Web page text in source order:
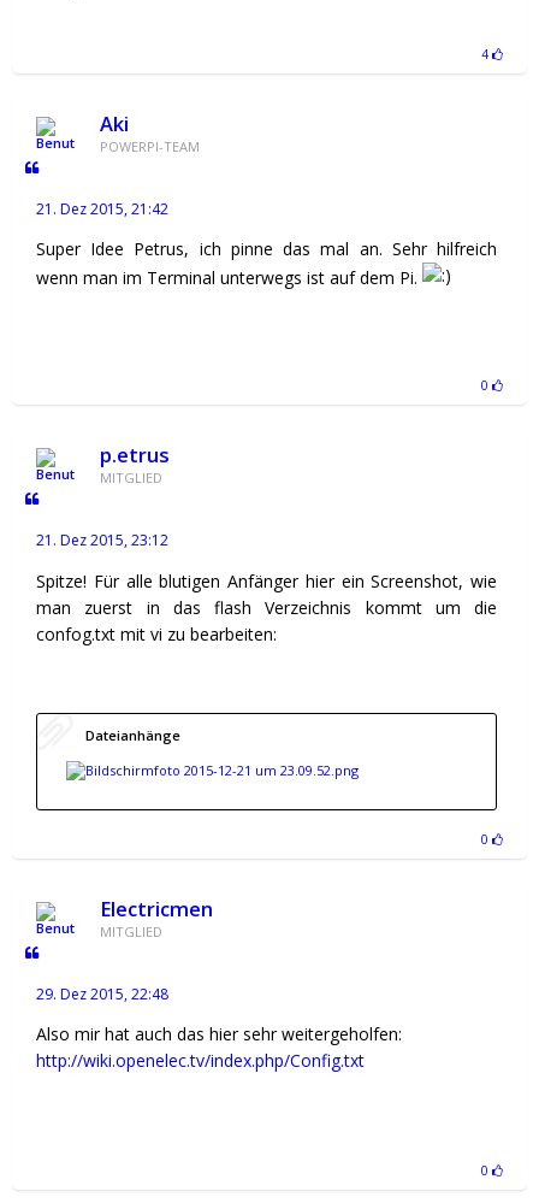
4
Aki
POWERPI-TEAM
21. Dez 2015, 21:42
Super Idee Petrus, ich pinne das mal an. Sehr hilfreich
wenn man im Terminal unterwegs ist auf dem Pi.
0
p.etrus
MITGLIED
21. Dez 2015, 23:12
Spitze! Für alle blutigen Anfänger hier ein Screenshot, wie
man zuerst in das flash Verzeichnis kommt um die
confog.txt mit vi zu bearbeiten:
Dateianhänge
0
Electricmen
MITGLIED
29. Dez 2015, 22:48
Also mir hat auch das hier sehr weitergeholfen:
http://wiki.openelec.tv/index.php/Config.txt
0